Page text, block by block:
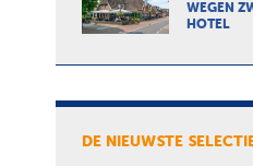
WEGEN
HOTEL
DE NIEUWSTE